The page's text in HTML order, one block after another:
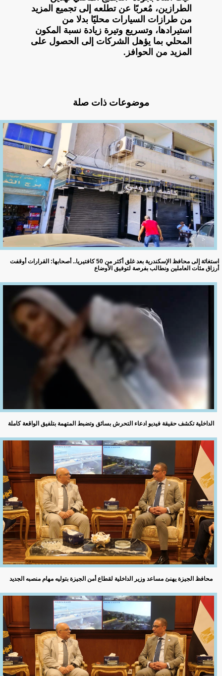
الطرازين، مُعربًا عن تطلعه إلى تجميع المزيد
من طرازات السيارات محليًا بدلا من
استيرادها، وتسريع وتيرة زيادة نسبة المكون
المحلي بما يؤهل الشركات إلى الحصول على
المزيد من الحوافز.
موضوعات ذات صلة
استغاثة إلى محافظ الإسكندرية بعد غلق أكثر من 50 كافتيريا.. أصحابها: القرارات أوقفت
أرزاق مئات العاملين ونطالب بفرصة لتوفيق الأوضاع
الداخلية تكشف حقيقة فيديو ادعاء التحرش بسائق وتضبط المتهمة بتلفيق الواقعة كاملة
محافظ الجيزة يهنئ مساعد وزير الداخلية لقطاع أمن الجيزة بتوليه مهام منصبه الجديد